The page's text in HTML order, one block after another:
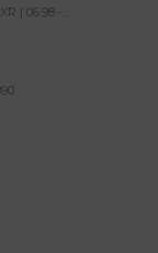
| 06.98 -...